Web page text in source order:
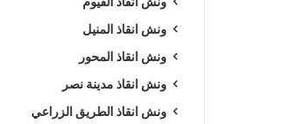
ونش انقاذ المنيل
ونش انقاذ المحور
ونش انقاذ مدينة نصر
ونش انقاذ الطريق الزراعي